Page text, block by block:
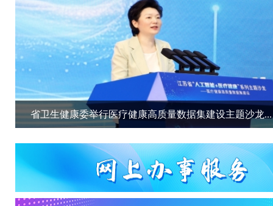
省卫生健康委举行医疗健康高质量数据集建设主题沙龙...